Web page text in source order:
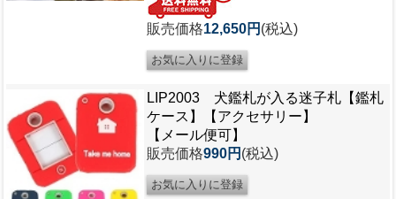
販売価格12,650円 (税込)
LIP2003 犬鑑札が入る迷子札【鑑札
ケース】【アクセサリー】
【メール便可】
販売価格990円 (税込)